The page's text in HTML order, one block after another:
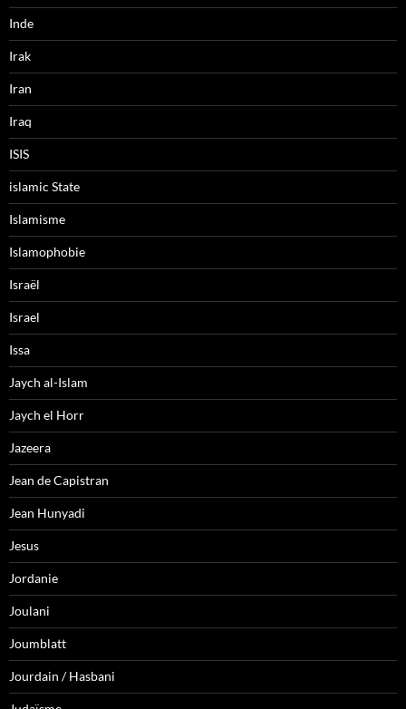
Inde
Irak
Iran
Iraq
ISIS
islamic State
Islamisme
Islamophobie
Israël
Israel
Issa
Jaych al-Islam
Jaych el Horr
Jazeera
Jean de Capistran
Jean Hunyadi
Jesus
Jordanie
Joulani
Joumblatt
Jourdain / Hasbani